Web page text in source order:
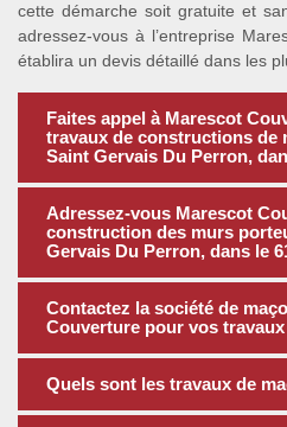
cette démarche soit gratuite et
adressez-vous à l’entreprise
établira un devis détaillé dans les
Faites appel à Marescot
travaux de constructions de
Saint Gervais Du Perron,
Adressez-vous Marescot
construction des murs
Gervais Du Perron, dans le
Contactez la société de
Couverture pour vos
Quels sont les travaux de